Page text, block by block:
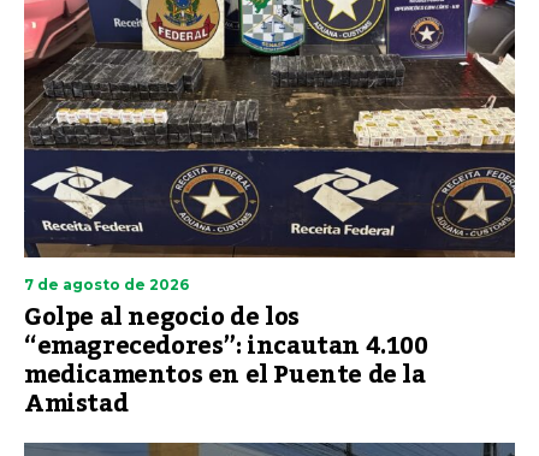
7 de agosto de 2026
Golpe al negocio de los
“emagrecedores”: incautan 4.100
medicamentos en el Puente de la
Amistad